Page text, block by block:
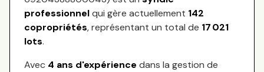
professionnelqui gère actuellement 142
copropriétés, représentant un total de 17 021
lots.
Avec 4 ans d'expérience dans la gestion de